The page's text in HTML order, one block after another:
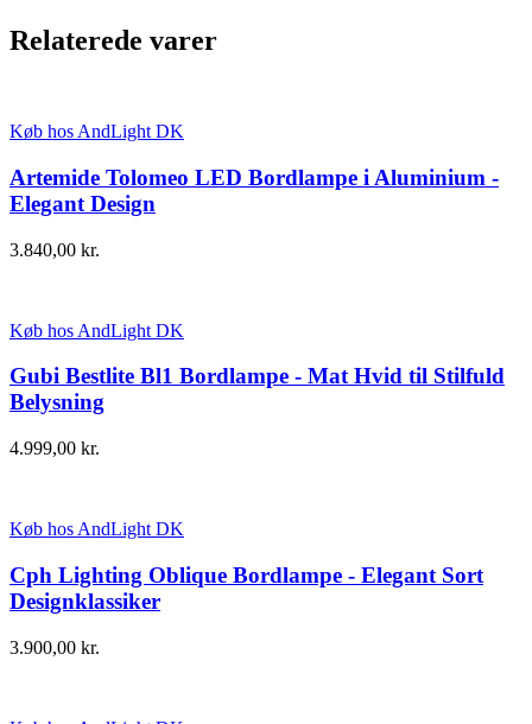
Relaterede varer
Køb hos AndLight DK
Artemide Tolomeo LED Bordlampe i Aluminium -
Elegant Design
3.840,00 kr.
Køb hos AndLight DK
Gubi Bestlite Bl1 Bordlampe - Mat Hvid til Stilfuld
Belysning
4.999,00 kr.
Køb hos AndLight DK
Cph Lighting Oblique Bordlampe - Elegant Sort
Designklassiker
3.900,00 kr.